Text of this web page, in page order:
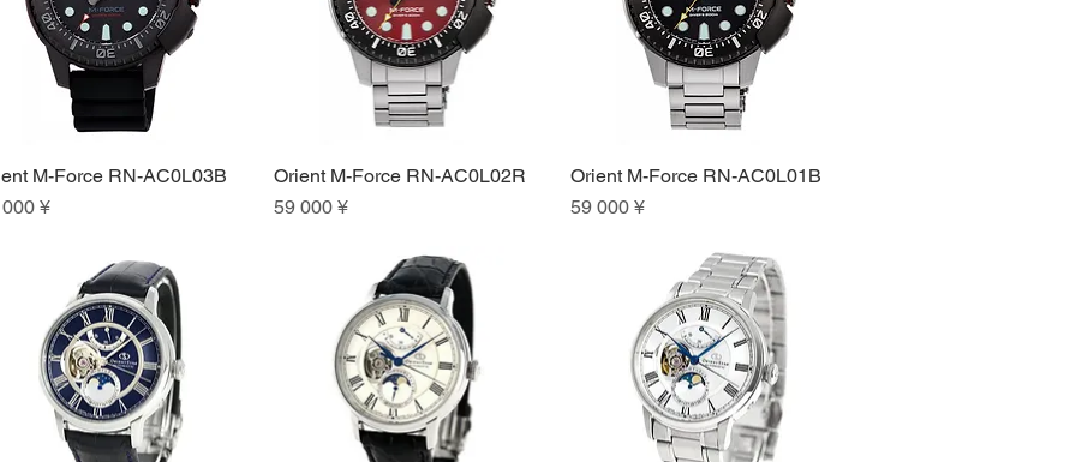
Быстрый просмотр
M-Force RN-AC0L03B
¥
Быстрый просмотр
Orient M-Force RN-AC0L02R
Цена
59 000 ¥
Быстрый просмотр
Orient M-Force RN-AC0L01B
Цена
59 000 ¥